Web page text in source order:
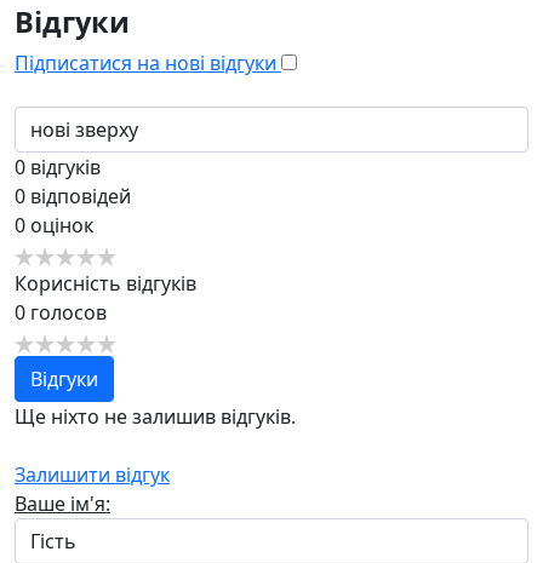
Відгуки
Підписатися на нові відгуки
0 відгуків
0 відповідей
0 оцінок
Корисність відгуків
0 голосов
Відгуки
Ще ніхто не залишив відгуків.
Залишити відгук
Ваше ім'я: